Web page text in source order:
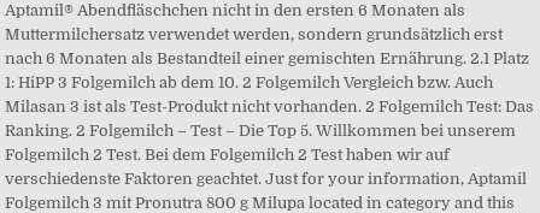
Aptamil® Abendfläschchen nicht in den ersten 6 Monaten als
Muttermilchersatz verwendet werden, sondern grundsätzlich erst
nach 6 Monaten als Bestandteil einer gemischten Ernährung. 2.1 Platz
1: HiPP 3 Folgemilch ab dem 10. 2 Folgemilch Vergleich bzw. Auch
Milasan 3 ist als Test-Produkt nicht vorhanden. 2 Folgemilch Test: Das
Ranking. 2 Folgemilch – Test – Die Top 5. Willkommen bei unserem
Folgemilch 2 Test. Bei dem Folgemilch 2 Test haben wir auf
verschiedenste Faktoren geachtet. Just for your information, Aptamil
Folgemilch 3 mit Pronutra 800 g Milupa located in category and this